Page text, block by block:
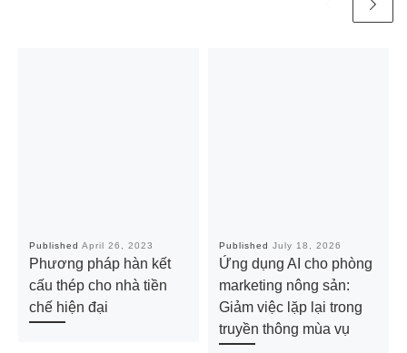
Published April 26, 2023
Phương pháp hàn kết
cấu thép cho nhà tiền
chế hiện đại
Published July 18, 2026
Ứng dụng AI cho phòng
marketing nông sản:
Giảm việc lặp lại trong
truyền thông mùa vụ